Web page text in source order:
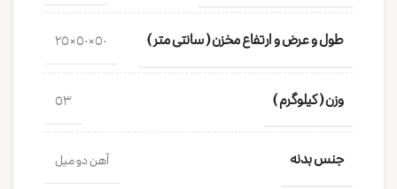
طول و عرض و ارتفاع مخزن ( سانتی متر ) 50×50×25
وزن ( کیلوگرم ) 53
جنس بدنه آهن دو میل